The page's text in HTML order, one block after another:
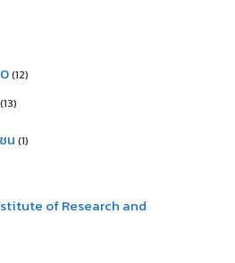
(12)
น (1)
of Research and